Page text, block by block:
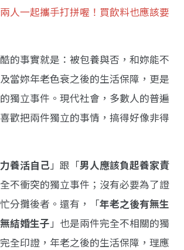
人一起攜手打拼喔！買飲料也應該要
的事實就是：被包養與否，和妳能不
當妳年老色衰之後的生活保障，更是
獨立事件。現代社會，多數人的普遍
歡把兩件獨立的事情，搞得好像非得
養活自己 」跟「男人應該負起養家責
不衝突的獨立事件；沒有必要為了證
分攤後者。還有，「年老之後有無生
結婚生子 」也是兩件完全不相關的獨
全印證，年老之後的生活保障，理應